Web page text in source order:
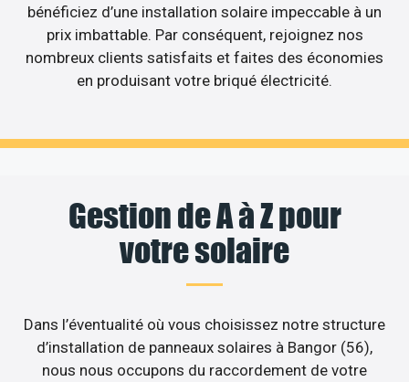
bénéficiez d’une installation solaire impeccable à un
prix imbattable. Par conséquent, rejoignez nos
nombreux clients satisfaits et faites des économies
en produisant votre briqué électricité.
Gestion de A à Z pour
votre solaire
Dans l’éventualité où vous choisissez notre structure
d’installation de panneaux solaires à Bangor (56),
nous nous occupons du raccordement de votre